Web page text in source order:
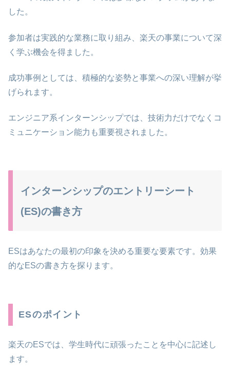
した。
参加者は実践的な業務に取り組み、楽天の事業について深
く学ぶ機会を得ました。
成功事例としては、積極的な姿勢と事業への深い理解が挙
げられます。
エンジニア系インターンシップでは、技術力だけでなくコ
ミュニケーション能力も重要視されました。
インターンシップのエントリーシート
(ES)の書き方
ESはあなたの最初の印象を決める重要な要素です。効果
的なESの書き方を探ります。
ESのポイント
楽天のESでは、学生時代に頑張ったことを中心に記述し
ます。